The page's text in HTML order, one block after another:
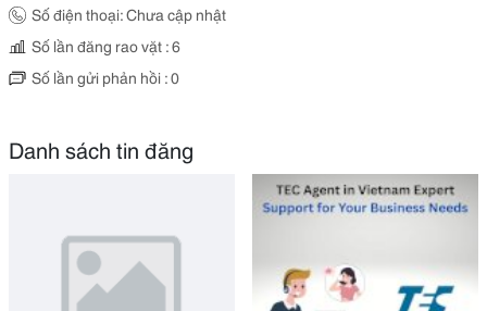
Số điện thoại: Chưa cập nhật
Số lần đăng rao vặt : 6
Số lần gửi phản hồi : 0
Danh sách tin đăng